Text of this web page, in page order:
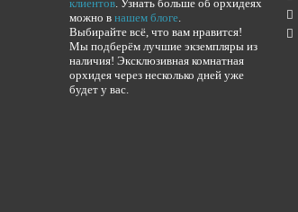
клиентов. Узнать больше об орхидеях
можно в нашем блоге.
Выбирайте всё, что вам нравится!
Мы подберём лучшие экземпляры из
наличия! Эксклюзивная комнатная
орхидея через несколько дней уже
будет у вас.